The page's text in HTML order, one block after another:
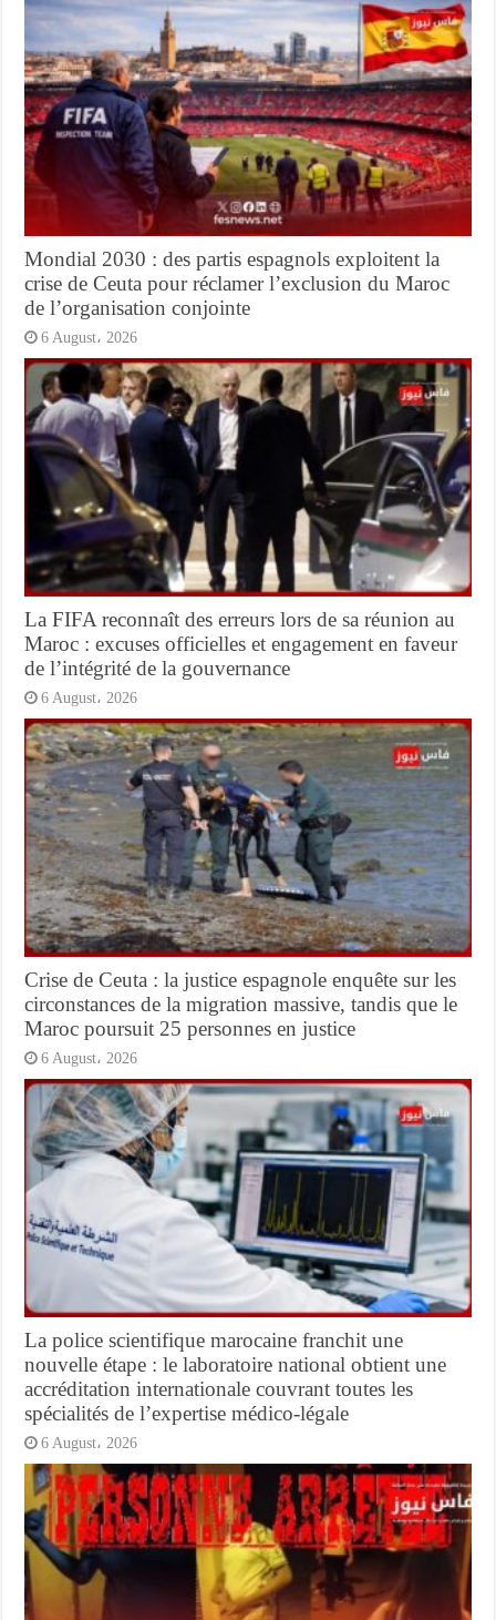
Mondial 2030 : des partis espagnols exploitent la
crise de Ceuta pour réclamer l’exclusion du Maroc
de l’organisation conjointe
6 August، 2026
La FIFA reconnaît des erreurs lors de sa réunion au
Maroc : excuses officielles et engagement en faveur
de l’intégrité de la gouvernance
6 August، 2026
Crise de Ceuta : la justice espagnole enquête sur les
circonstances de la migration massive, tandis que le
Maroc poursuit 25 personnes en justice
6 August، 2026
La police scientifique marocaine franchit une
nouvelle étape : le laboratoire national obtient une
accréditation internationale couvrant toutes les
spécialités de l’expertise médico-légale
6 August، 2026